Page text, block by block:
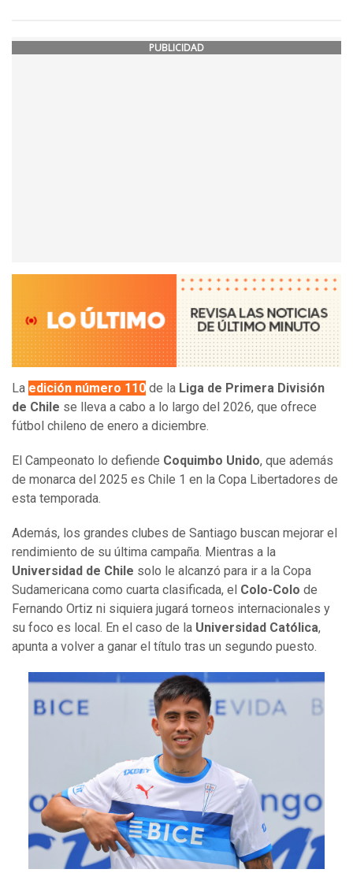
PUBLICIDAD
La edición número 110 de la Liga de Primera División
de Chile se lleva a cabo a lo largo del 2026, que ofrece
fútbol chileno de enero a diciembre.
El Campeonato lo defiende Coquimbo Unido, que además
de monarca del 2025 es Chile 1 en la Copa Libertadores de
esta temporada.
Además, los grandes clubes de Santiago buscan mejorar el
rendimiento de su última campaña. Mientras a la
Universidad de Chile solo le alcanzó para ir a la Copa
Sudamericana como cuarta clasificada, el Colo-Colo de
Fernando Ortiz ni siquiera jugará torneos internacionales y
su foco es local. En el caso de la Universidad Católica,
apunta a volver a ganar el título tras un segundo puesto.